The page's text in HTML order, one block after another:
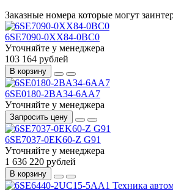
Заказные номера которые могут
6SE7090-0XX84-0BC0
Уточняйте у менеджера
103 164 рублей
В корзину
6SE0180-2BA34-6AA7
Уточняйте у менеджера
Запросить цену
6SE7037-0EK60-Z G91
Уточняйте у менеджера
1 636 220 рублей
В корзину